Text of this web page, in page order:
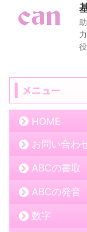
メニュー
HOME
お問い合わ
ABCの書取
ABCの発音
数字